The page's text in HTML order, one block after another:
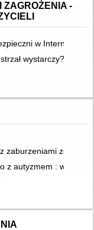
ZAGROŻENIA -
funkcjonować w
w Internecie" :
wystarczy? :
: podręcznik
zaburzeniami ze
Word"
z autyzmem :
w szkole i